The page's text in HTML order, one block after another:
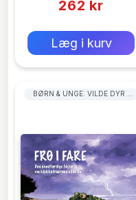
262 kr
Læg i kurv
BØRN & UNGE: VILDE DYR I